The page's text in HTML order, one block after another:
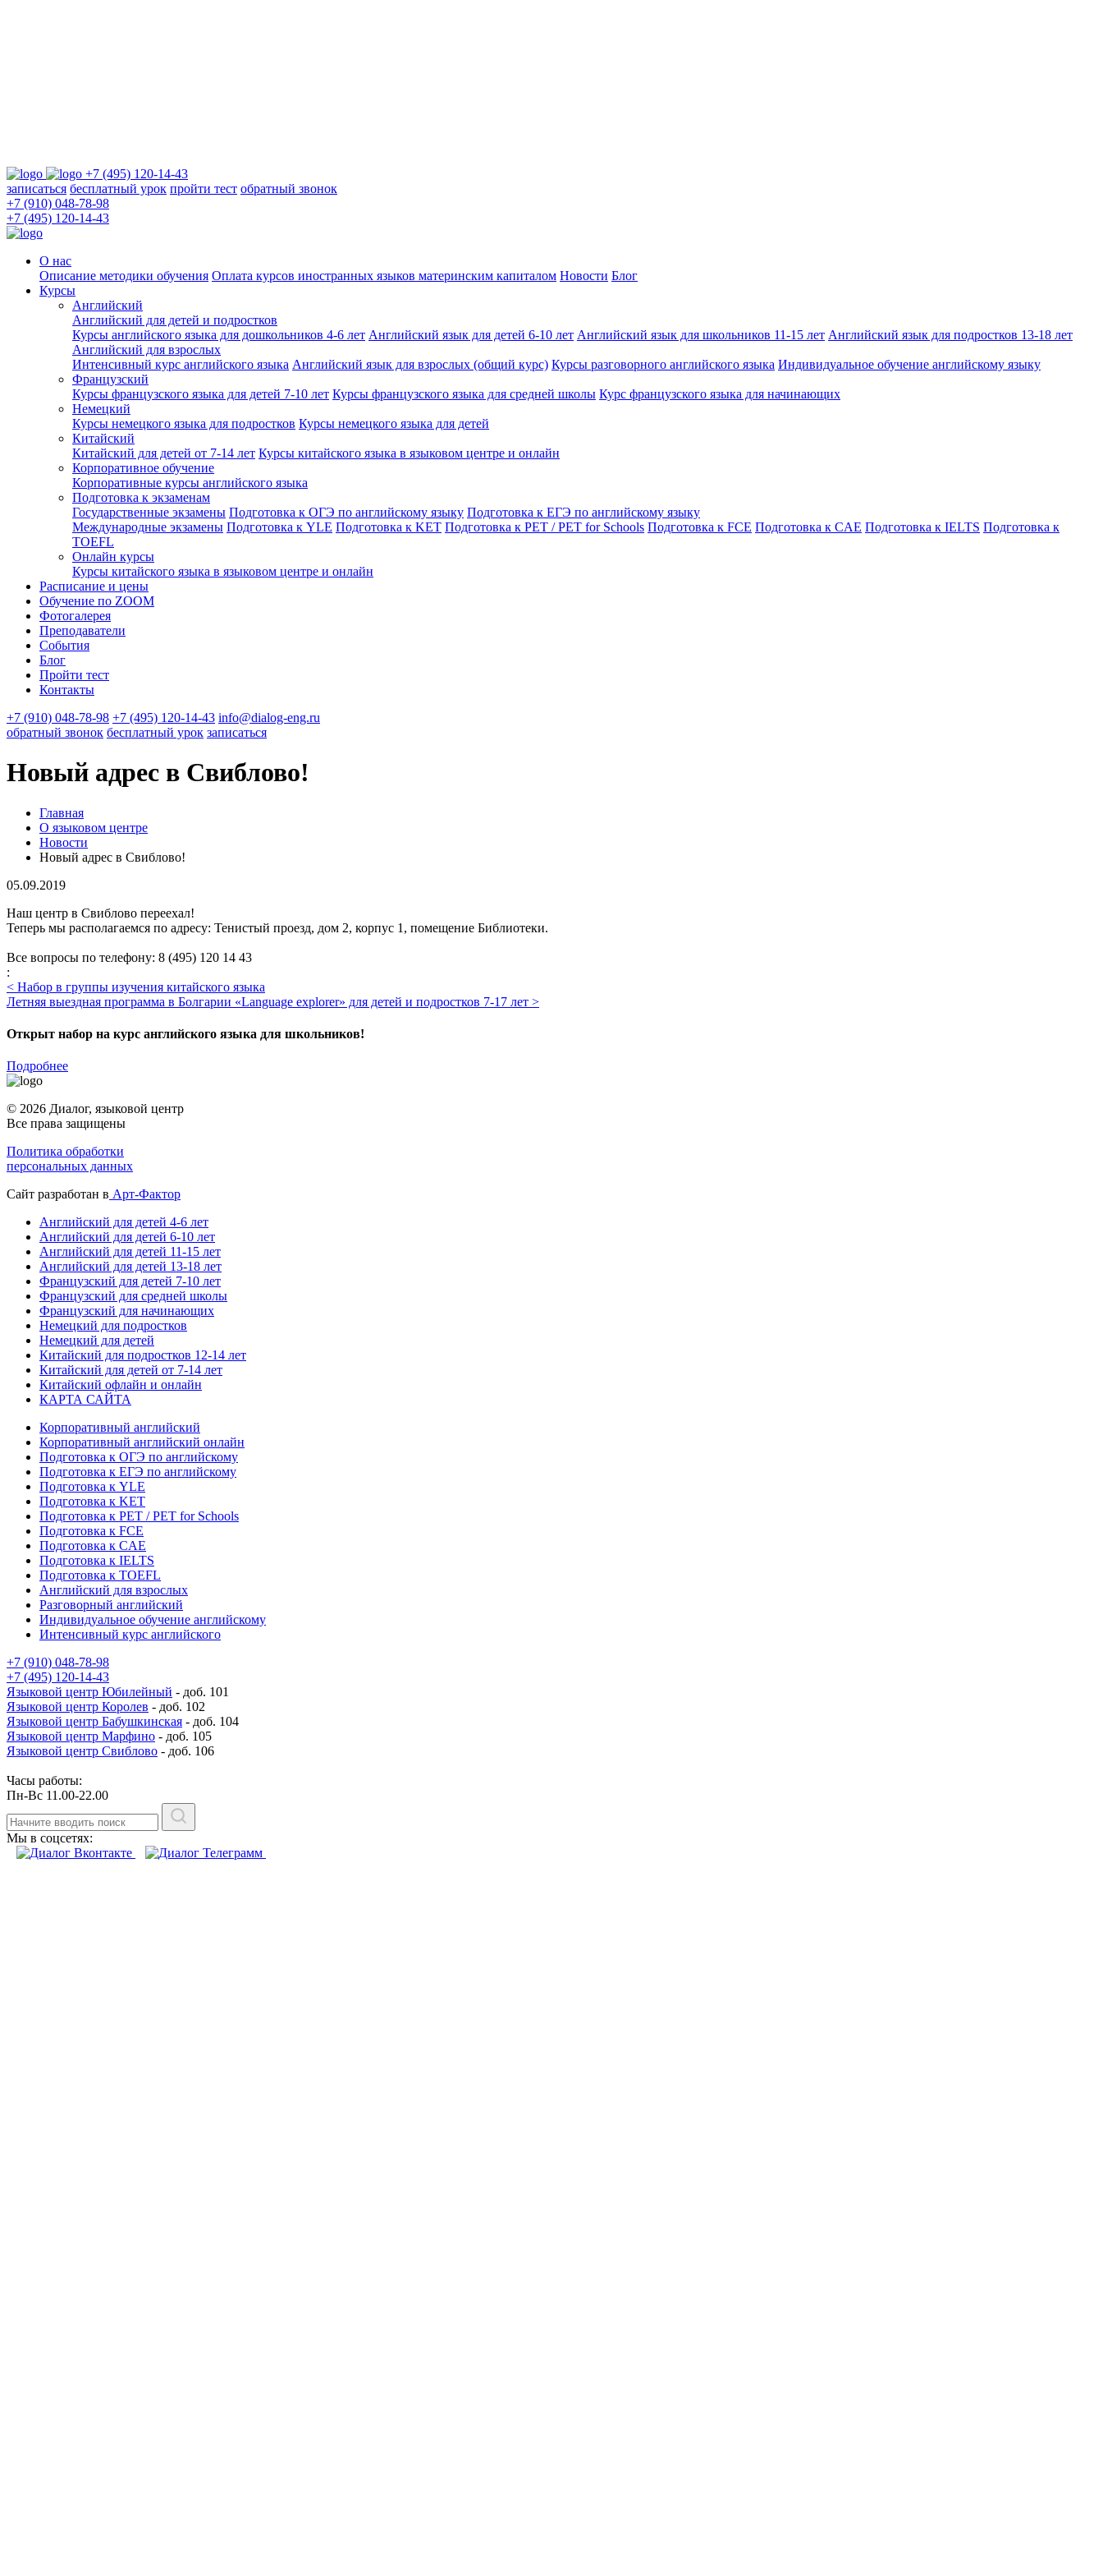
+7 (495) 120-14-43
записаться бесплатный урок пройти тест обратный звонок
+7 (910) 048-78-98
+7 (495) 120-14-43
О нас
Описание методики обучения Оплата курсов иностранных языков материнским капиталом Новости Блог
Курсы
Английский
Английский для детей и подростков
Курсы английского языка для дошкольников 4-6 лет Английский язык для детей 6-10 лет Английский язык для школьников 11-15 лет Английский язык для подростков 13-18 лет
Английский для взрослых
Интенсивный курс английского языка Английский язык для взрослых (общий курс) Курсы разговорного английского языка Индивидуальное обучение английскому языку
Французский
Курсы французского языка для детей 7-10 лет Курсы французского языка для средней школы Курс французского языка для начинающих
Немецкий
Курсы немецкого языка для подростков Курсы немецкого языка для детей
Китайский
Китайский для детей от 7-14 лет Курсы китайского языка в языковом центре и онлайн
Корпоративное обучение
Корпоративные курсы английского языка
Подготовка к экзаменам
Государственные экзамены Подготовка к ОГЭ по английскому языку Подготовка к ЕГЭ по английскому языку
Международные экзамены Подготовка к YLE Подготовка к KET Подготовка к PET / PET for Schools Подготовка к FCE Подготовка к CAE Подготовка к IELTS Подготовка к
TOEFL
Онлайн курсы
Курсы китайского языка в языковом центре и онлайн
Расписание и цены
Обучение по ZOOM
Фотогалерея
Преподаватели
События
Блог
Пройти тест
Контакты
+7 (910) 048-78-98 +7 (495) 120-14-43 info@dialog-eng.ru
обратный звонок бесплатный урок записаться
Новый адрес в Свиблово!
Главная
О языковом центре
Новости
Новый адрес в Свиблово!
05.09.2019
Наш центр в Свиблово переехал!
Теперь мы располагаемся по адресу: Тенистый проезд, дом 2, корпус 1, помещение Библиотеки.
Все вопросы по телефону: 8 (495) 120 14 43
:
< Набор в группы изучения китайского языка
Летняя выездная программа в Болгарии «Language explorer» для детей и подростков 7-17 лет >
Открыт набор на курс английского языка для школьников!
Подробнее
© 2026 Диалог, языковой центр
Все права защищены
Политика обработки
персональных данных
Сайт разработан в Арт-Фактор
Английский для детей 4-6 лет
Английский для детей 6-10 лет
Английский для детей 11-15 лет
Английский для детей 13-18 лет
Французский для детей 7-10 лет
Французский для средней школы
Французский для начинающих
Немецкий для подростков
Немецкий для детей
Китайский для подростков 12-14 лет
Китайский для детей от 7-14 лет
Китайский офлайн и онлайн
КАРТА САЙТА
Корпоративный английский
Корпоративный английский онлайн
Подготовка к ОГЭ по английскому
Подготовка к ЕГЭ по английскому
Подготовка к YLE
Подготовка к KET
Подготовка к PET / PET for Schools
Подготовка к FCE
Подготовка к CAE
Подготовка к IELTS
Подготовка к TOEFL
Английский для взрослых
Разговорный английский
Индивидуальное обучение английскому
Интенсивный курс английского
+7 (910) 048-78-98
+7 (495) 120-14-43
Языковой центр Юбилейный - доб. 101
Языковой центр Королев - доб. 102
Языковой центр Бабушкинская - доб. 104
Языковой центр Марфино - доб. 105
Языковой центр Свиблово - доб. 106
Часы работы:
Пн-Вс 11.00-22.00
Мы в соцсетях: